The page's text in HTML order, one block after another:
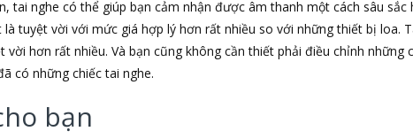
tai nghe có thể giúp bạn cảm nhận được âm thanh một cách sâu
tuyệt vời với mức giá hợp lý hơn rất nhiều so với những thiết bị loa.
hơn rất nhiều. Và bạn cũng không cần thiết phải điều chỉnh
có những chiếc tai nghe.
bạn